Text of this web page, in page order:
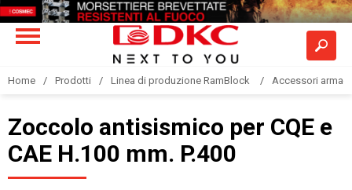
Home Prodotti Linea di produzione RamBlock Accessori armadi
Zoccolo antisismico per CQE e
CAE H.100 mm. P.400